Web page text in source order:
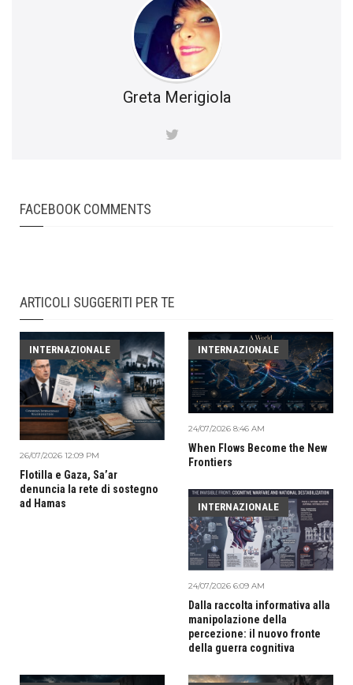
Greta Merigiola
FACEBOOK COMMENTS
ARTICOLI SUGGERITI PER TE
INTERNAZIONALE
26/07/2026 12:09 PM
Flotilla e Gaza, Sa’ar
denuncia la rete di sostegno
ad Hamas
INTERNAZIONALE
24/07/2026 8:46 AM
When Flows Become the New
Frontiers
INTERNAZIONALE
24/07/2026 6:09 AM
Dalla raccolta informativa alla
manipolazione della
percezione: il nuovo fronte
della guerra cognitiva